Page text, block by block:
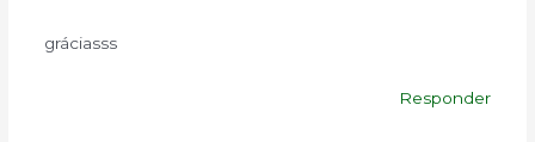
gráciasss
Responder